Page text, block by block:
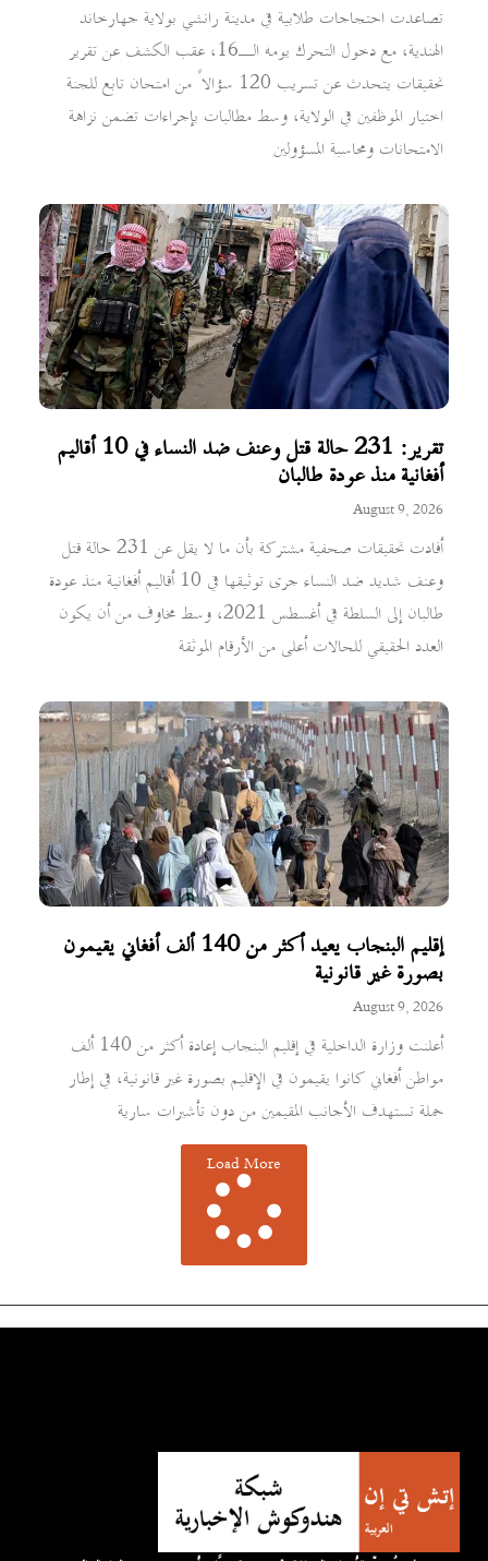
تصاعدت احتجاجات طلابية في مدينة رانشي بولاية جهارخاند
الهندية، مع دخول التحرك يومه الـ16، عقب الكشف عن تقرير
تحقيقات يتحدث عن تسريب 120 سؤالاً من امتحان تابع للجنة
اختيار الموظفين في الولاية، وسط مطالبات بإجراءات تضمن نزاهة
الامتحانات ومحاسبة المسؤولين
تقرير: 231 حالة قتل وعنف ضد النساء في 10 أقاليم
أفغانية منذ عودة طالبان
August 9, 2026
أفادت تحقيقات صحفية مشتركة بأن ما لا يقل عن 231 حالة قتل
وعنف شديد ضد النساء جرى توثيقها في 10 أقاليم أفغانية منذ عودة
طالبان إلى السلطة في أغسطس 2021، وسط مخاوف من أن يكون
العدد الحقيقي للحالات أعلى من الأرقام الموثقة
إقليم البنجاب يعيد أكثر من 140 ألف أفغاني يقيمون
بصورة غير قانونية
August 9, 2026
أعلنت وزارة الداخلية في إقليم البنجاب إعادة أكثر من 140 ألف
مواطن أفغاني كانوا يقيمون في الإقليم بصورة غير قانونية، في إطار
حملة تستهدف الأجانب المقيمين من دون تأشيرات سارية
Load More